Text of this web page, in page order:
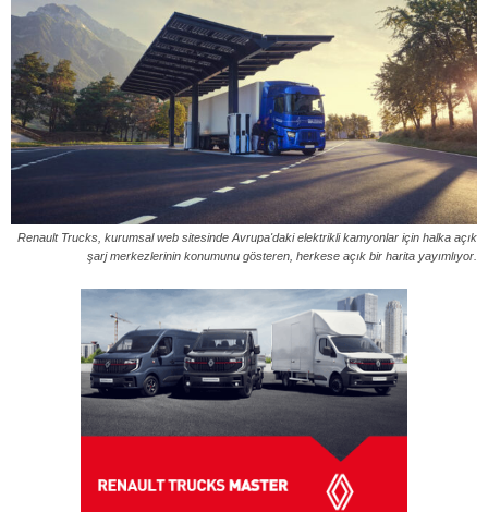
Renault Trucks, kurumsal web sitesinde Avrupa'daki elektrikli kamyonlar için halka açık
şarj merkezlerinin konumunu gösteren, herkese açık bir harita yayımlıyor.